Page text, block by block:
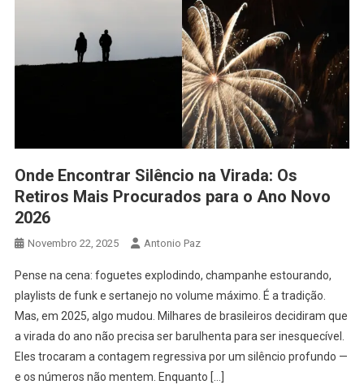
Onde Encontrar Silêncio na Virada: Os
Retiros Mais Procurados para o Ano Novo
2026
Novembro 22, 2025 Antonio Paz
Pense na cena: foguetes explodindo, champanhe estourando,
playlists de funk e sertanejo no volume máximo. É a tradição.
Mas, em 2025, algo mudou. Milhares de brasileiros decidiram que
a virada do ano não precisa ser barulhenta para ser inesquecível.
Eles trocaram a contagem regressiva por um silêncio profundo —
e os números não mentem. Enquanto […]